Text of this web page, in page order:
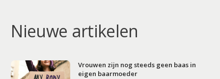
Nieuwe artikelen
Vrouwen zijn nog steeds geen baas in
eigen baarmoeder